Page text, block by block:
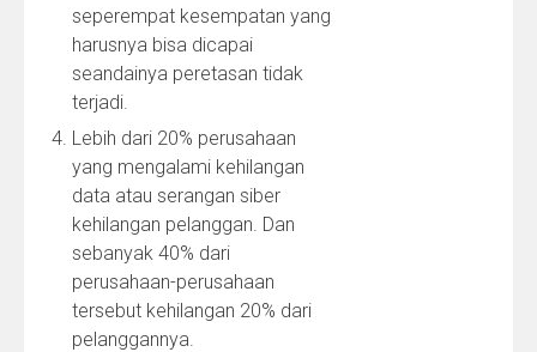
seperempat kesempatan yang
harusnya bisa dicapai
seandainya peretasan tidak
terjadi.
Lebih dari 20% perusahaan
yang mengalami kehilangan
data atau serangan siber
kehilangan pelanggan. Dan
sebanyak 40% dari
perusahaan-perusahaan
tersebut kehilangan 20% dari
pelanggannya.